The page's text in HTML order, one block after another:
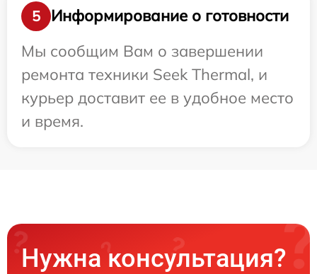
5
Информирование о готовности
Мы сообщим Вам о завершении
ремонта техники Seek Thermal, и
курьер доставит ее в удобное место
и время.
Нужна консультация?